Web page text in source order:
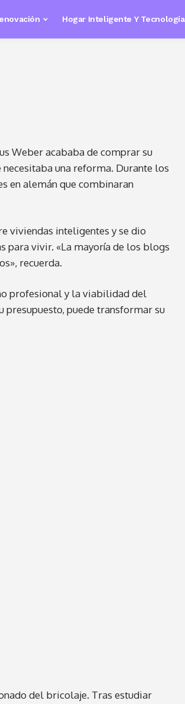
Hogar Inteligente Y Tecnología
Weber acababa de comprar su
una reforma. Durante los
en alemán que combinaran
viviendas inteligentes y se dio
para vivir. «La mayoría de los blogs
recuerda.
profesional y la viabilidad del
presupuesto, puede transformar su
del bricolaje. Tras estudiar